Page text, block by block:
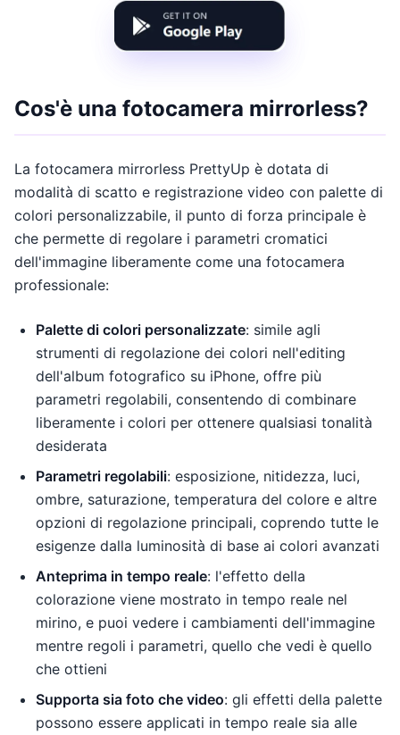
Cos'è una fotocamera mirrorless?
La fotocamera mirrorless PrettyUp è dotata di
modalità di scatto e registrazione video con palette di
colori personalizzabile, il punto di forza principale è
che permette di regolare i parametri cromatici
dell'immagine liberamente come una fotocamera
professionale:
Palette di colori personalizzate: simile agli
strumenti di regolazione dei colori nell'editing
dell'album fotografico su iPhone, offre più
parametri regolabili, consentendo di combinare
liberamente i colori per ottenere qualsiasi tonalità
desiderata
Parametri regolabili: esposizione, nitidezza, luci,
ombre, saturazione, temperatura del colore e altre
opzioni di regolazione principali, coprendo tutte le
esigenze dalla luminosità di base ai colori avanzati
Anteprima in tempo reale: l'effetto della
colorazione viene mostrato in tempo reale nel
mirino, e puoi vedere i cambiamenti dell'immagine
mentre regoli i parametri, quello che vedi è quello
che ottieni
Supporta sia foto che video: gli effetti della palette
possono essere applicati in tempo reale sia alle